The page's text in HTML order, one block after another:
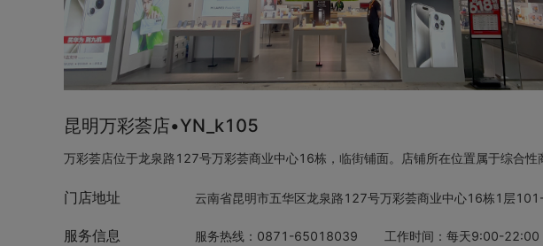
昆明万彩荟店•YN_k105
万彩荟店位于龙泉路127号万彩荟商业中心16栋，临街铺面。店铺所在位置属于综合
门店地址 云南省昆明市五华区龙泉路127号万彩荟商业中心16栋1层
服务信息 服务热线：0871-65018039 工作时间：每天9:00-22:00